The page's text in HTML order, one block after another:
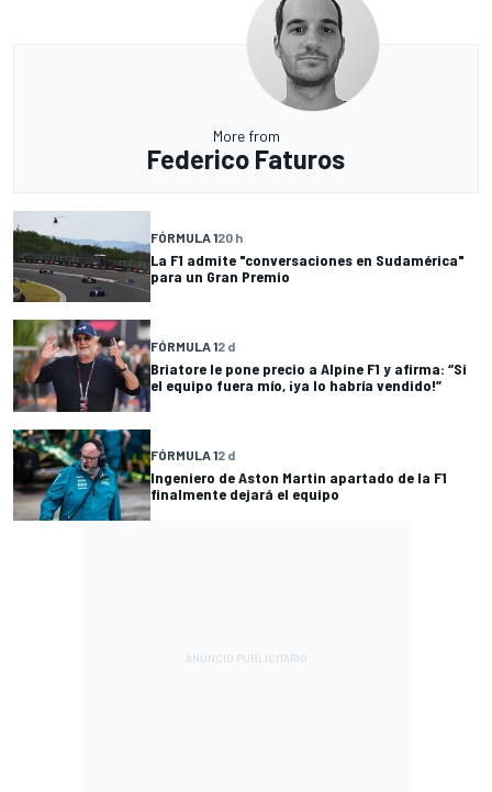
More from
Federico Faturos
FÓRMULA 120 h
La F1 admite "conversaciones en Sudamérica"
para un Gran Premio
FÓRMULA 12 d
Briatore le pone precio a Alpine F1 y afirma: “Si
el equipo fuera mío, ¡ya lo habría vendido!”
FÓRMULA 12 d
Ingeniero de Aston Martin apartado de la F1
finalmente dejará el equipo